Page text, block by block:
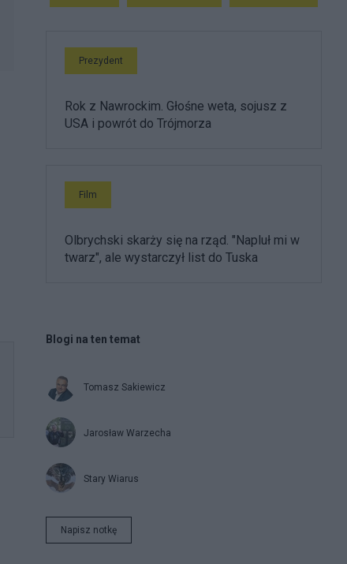
Prezydent
Rok z Nawrockim. Głośne weta, sojusz z
USA i powrót do Trójmorza
Film
Olbrychski skarży się na rząd. "Napluł mi w
twarz", ale wystarczył list do Tuska
Blogi na ten temat
Tomasz Sakiewicz
Jarosław Warzecha
Stary Wiarus
Napisz notkę